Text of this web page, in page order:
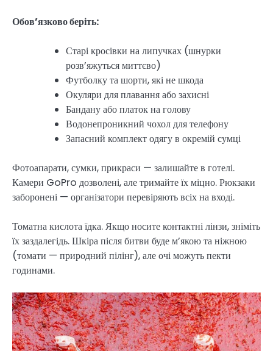
Обов’язково беріть:
Старі кросівки на липучках (шнурки
розв’яжуться миттєво)
Футболку та шорти, які не шкода
Окуляри для плавання або захисні
Бандану або платок на голову
Водонепроникний чохол для телефону
Запасний комплект одягу в окремій сумці
Фотоапарати, сумки, прикраси — залишайте в готелі.
Камери GoPro дозволені, але тримайте їх міцно. Рюкзаки
заборонені — організатори перевіряють всіх на вході.
Томатна кислота їдка. Якщо носите контактні лінзи, зніміть
їх заздалегідь. Шкіра після битви буде м’якою та ніжною
(томати — природний пілінг), але очі можуть пекти
годинами.